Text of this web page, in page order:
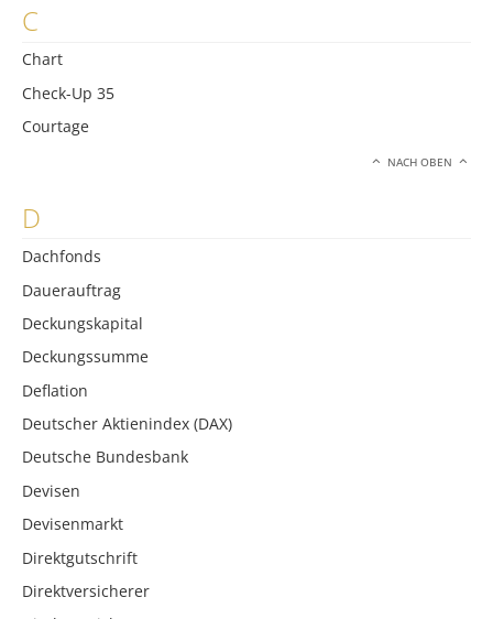
C
Chart
Check-Up 35
Courtage
NACH OBEN
D
Dachfonds
Dauerauftrag
Deckungskapital
Deckungssumme
Deflation
Deutscher Aktienindex (DAX)
Deutsche Bundesbank
Devisen
Devisenmarkt
Direktgutschrift
Direktversicherer